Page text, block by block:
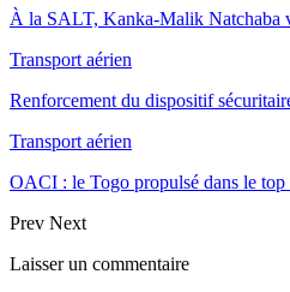
À la SALT, Kanka-Malik Natchaba
Transport aérien
Renforcement du dispositif
Transport aérien
OACI : le Togo propulsé dans le top
Prev Next
Laisser un commentaire